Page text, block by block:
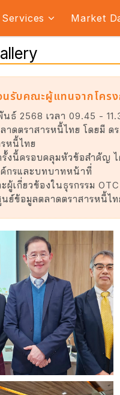
Market
รับคณะผู้แทนจากโคร
ธ์ 2568 เวลา 09.45 -
าดตราสารหนี้ไทย โดยมี
หนี้ไทย
รั้งนี้ครอบคลุมหัวข้อสำคัญ
ค์กรและบทบาทหน้าที่
ผู้เกี่ยวข้องในธุรกรรม OTC
ย์ข้อมูลตลาดตราสารหนี้ไ